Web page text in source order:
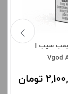
بمب سیب |
Vgod
تومان